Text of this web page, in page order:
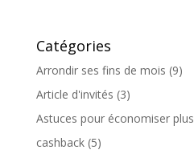
Catégories
Arrondir ses fins de mois (9)
Article d'invités (3)
Astuces pour économiser plus
cashback(5)